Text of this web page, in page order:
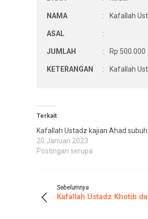
NAMA : Kafallah
ASAL :
JUMLAH : Rp 500.000
KETERANGAN : Kafallah
Terkait
Kafallah Ustadz kajian Ahad subuh
20 Januari 2023
Postingan serupa
Sebelumnya
Kafallah Ustadz Khotib